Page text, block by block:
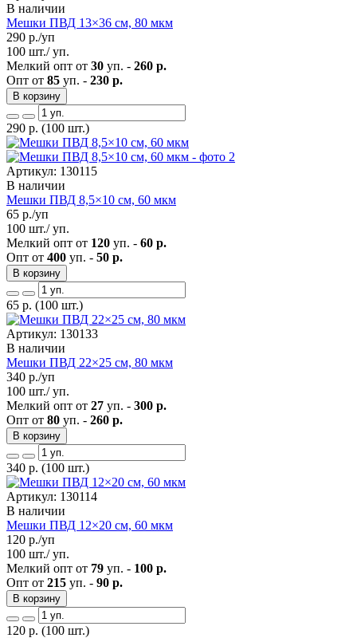
В наличии
Мешки ПВД 13×36 см, 80 мкм
290 р./уп
100 шт./ уп.
Мелкий опт от 30 уп. - 260 р.
Опт от 85 уп. - 230 р.
В корзину
290 р. (100 шт.)
Артикул: 130115
В наличии
Мешки ПВД 8,5×10 см, 60 мкм
65 р./уп
100 шт./ уп.
Мелкий опт от 120 уп. - 60 р.
Опт от 400 уп. - 50 р.
В корзину
65 р. (100 шт.)
Артикул: 130133
В наличии
Мешки ПВД 22×25 см, 80 мкм
340 р./уп
100 шт./ уп.
Мелкий опт от 27 уп. - 300 р.
Опт от 80 уп. - 260 р.
В корзину
340 р. (100 шт.)
Артикул: 130114
В наличии
Мешки ПВД 12×20 см, 60 мкм
120 р./уп
100 шт./ уп.
Мелкий опт от 79 уп. - 100 р.
Опт от 215 уп. - 90 р.
В корзину
120 р. (100 шт.)